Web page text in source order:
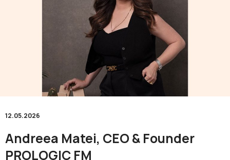
12.05.2026
Andreea Matei, CEO & Founder
PROLOGIC FM